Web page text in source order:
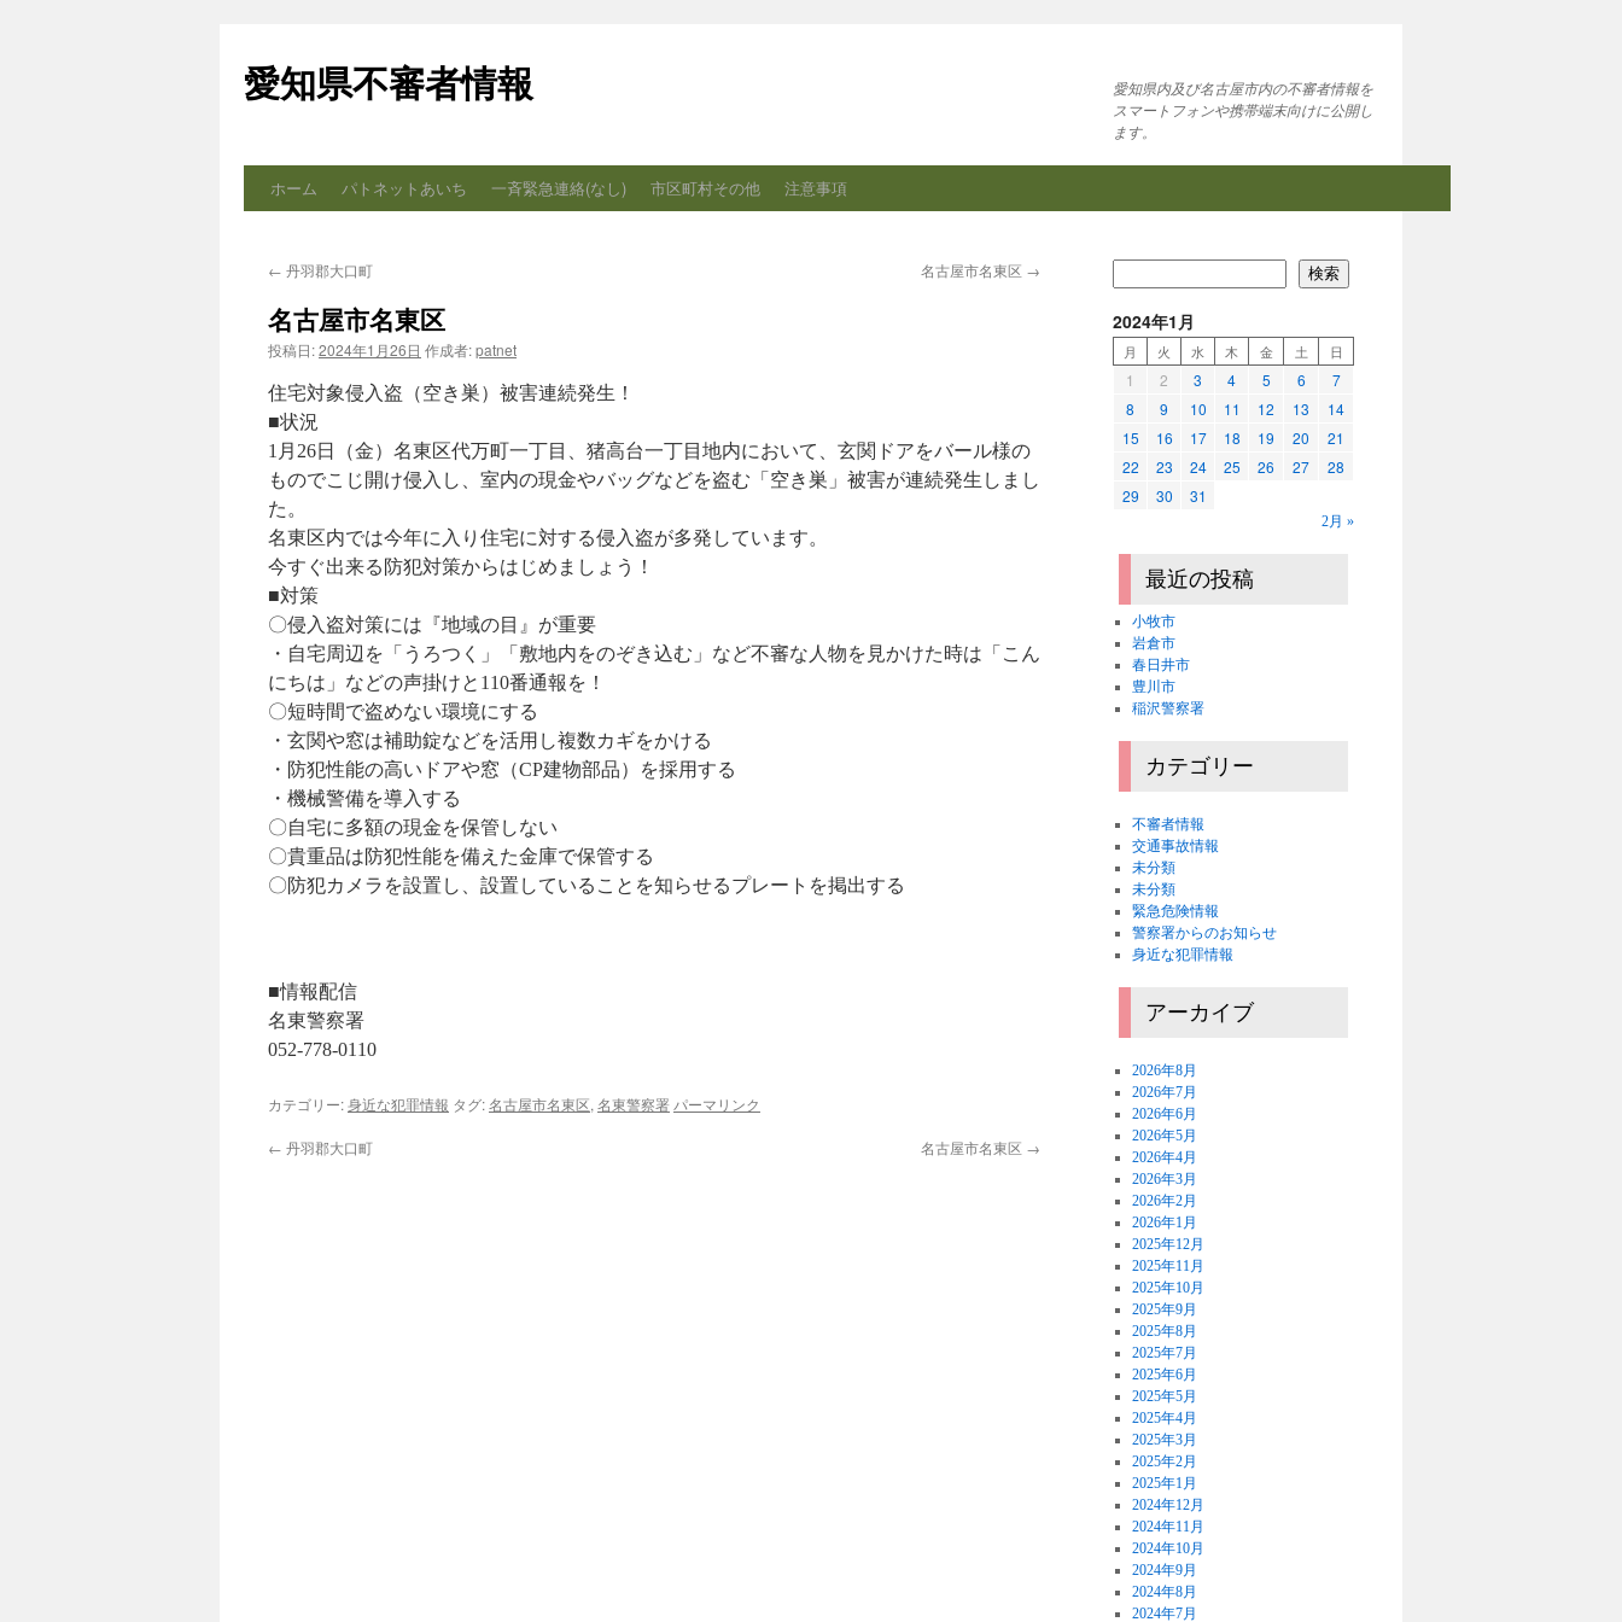
テ
ン
ス
ッ
愛知県不審者情報
愛知県内及び名古屋市内の不審者情報を
スマートフォンや携帯端末向けに公開し
ます。
ホーム パトネットあいち 一斉緊急連絡(なし) 市区町村その他 注意事項
← 丹羽郡大口町 名古屋市名東区 →
名古屋市名東区
投稿日:2024年1月26日 作成者:patnet
住宅対象侵入盗（空き巣）被害連続発生！
■状況
1月26日（金）名東区代万町一丁目、猪高台一丁目地内において、玄関ドアをバール様の
ものでこじ開け侵入し、室内の現金やバッグなどを盗む「空き巣」被害が連続発生しまし
た。
名東区内では今年に入り住宅に対する侵入盗が多発しています。
今すぐ出来る防犯対策からはじめましょう！
■対策
〇侵入盗対策には『地域の目』が重要
・自宅周辺を「うろつく」「敷地内をのぞき込む」など不審な人物を見かけた時は「こん
にちは」などの声掛けと110番通報を！
〇短時間で盗めない環境にする
・玄関や窓は補助錠などを活用し複数カギをかける
・防犯性能の高いドアや窓（CP建物部品）を採用する
・機械警備を導入する
〇自宅に多額の現金を保管しない
〇貴重品は防犯性能を備えた金庫で保管する
〇防犯カメラを設置し、設置していることを知らせるプレートを掲出する
■情報配信
名東警察署
052-778-0110
カテゴリー:身近な犯罪情報 タグ:名古屋市名東区, 名東警察署 パーマリンク
← 丹羽郡大口町 名古屋市名東区 →
検索
2024年1月
月 火 水 木 金 土 日
1 2 3 4 5 6
7
8
9 10 11 12 13
14
15
16 17 18 19 20
21
22
23 24 25 26 27
28
29
30 31
2月 »
最近の投稿
小牧市
岩倉市
春日井市
豊川市
稲沢警察署
カテゴリー
不審者情報
交通事故情報
未分類
未分類
緊急危険情報
警察署からのお知らせ
身近な犯罪情報
アーカイブ
2026年8月
2026年7月
2026年6月
2026年5月
2026年4月
2026年3月
2026年2月
2026年1月
2025年12月
2025年11月
2025年10月
2025年9月
2025年8月
2025年7月
2025年6月
2025年5月
2025年4月
2025年3月
2025年2月
2025年1月
2024年12月
2024年11月
2024年10月
2024年9月
2024年8月
2024年7月